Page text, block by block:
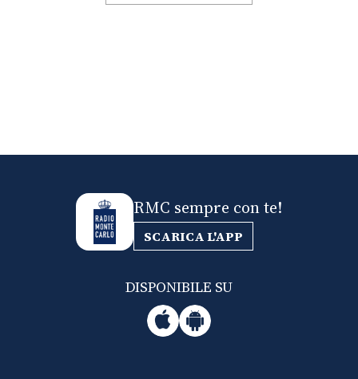
RMC sempre con te!
SCARICA L'APP
DISPONIBILE SU